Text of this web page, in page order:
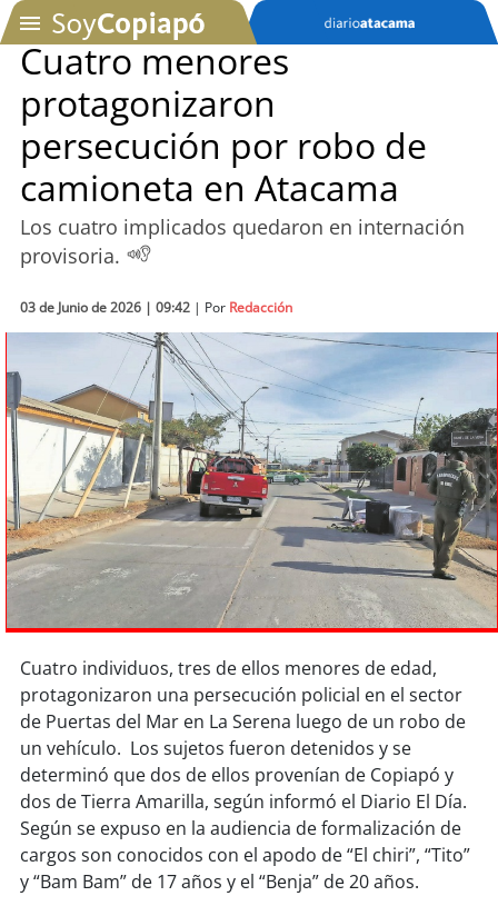
Podcast
Actualidad
Economía
Deportes
Tecnología
Sostenibilidad
soy chile
arica
soy iquique
soycalama
soyantofagasta
soycopiapó
soy valparaíso
Cuatro menores
protagonizaron
persecución por robo de
camioneta en Atacama
Los cuatro implicados quedaron en internación
provisoria.
03 de Junio de 2026 | 09:42 | Por Redacción
Cuatro individuos, tres de ellos menores de edad,
protagonizaron una persecución policial en el sector
de Puertas del Mar en La Serena luego de un robo de
un vehículo. Los sujetos fueron detenidos y se
determinó que dos de ellos provenían de Copiapó y
dos de Tierra Amarilla, según informó el Diario El Día.
Según se expuso en la audiencia de formalización de
cargos son conocidos con el apodo de “El chiri”, “Tito”
y “Bam Bam” de 17 años y el “Benja” de 20 años.